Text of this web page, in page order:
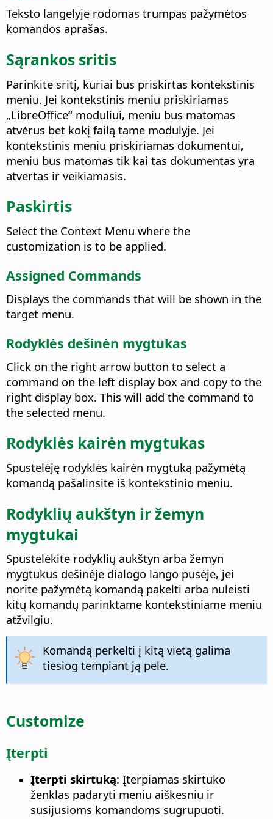
Teksto langelyje rodomas trumpas pažymėtos
komandos aprašas.
Sąrankos sritis
Parinkite sritį, kuriai bus priskirtas kontekstinis
meniu. Jei kontekstinis meniu priskiriamas
„LibreOffice“ moduliui, meniu bus matomas
atvėrus bet kokį failą tame modulyje. Jei
kontekstinis meniu priskiriamas dokumentui,
meniu bus matomas tik kai tas dokumentas yra
atvertas ir veikiamasis.
Paskirtis
Select the Context Menu where the
customization is to be applied.
Assigned Commands
Displays the commands that will be shown in the
target menu.
Rodyklės dešinėn mygtukas
Click on the right arrow button to select a
command on the left display box and copy to the
right display box. This will add the command to
the selected menu.
Rodyklės kairėn mygtukas
Spustelėję rodyklės kairėn mygtuką pažymėtą
komandą pašalinsite iš kontekstinio meniu.
Rodyklių aukštyn ir žemyn
mygtukai
Spustelėkite rodyklių aukštyn arba žemyn
mygtukus dešinėje dialogo lango pusėje, jei
norite pažymėtą komandą pakelti arba nuleisti
kitų komandų parinktame kontekstiniame meniu
atžvilgiu.
Komandą perkelti į kitą vietą galima
tiesiog tempiant ją pele.
Customize
Įterpti
Įterpti skirtuką: Įterpiamas skirtuko
ženklas padaryti meniu aiškesniu ir
susijusioms komandoms sugrupuoti.